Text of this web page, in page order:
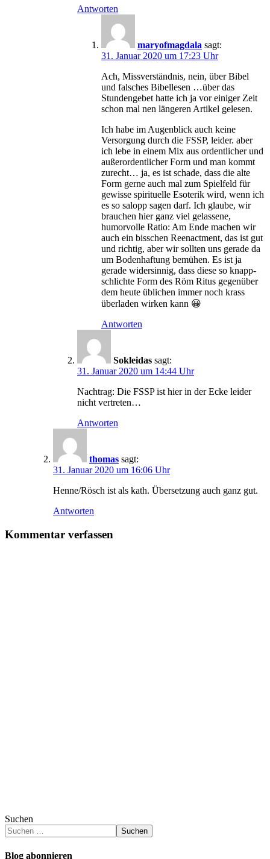
Antworten
maryofmagdala sagt:
31. Januar 2020 um 17:23 Uhr
Ach, Missverständnis, nein, über Bibel
und falsches Bibellesen …über das
Stundengebet hatte ich ja vor einiger Zeit
schon mal nen längeren Artikel gelesen.
Ich habe im Augenblick auch keine
Versorgung durch die FSSP, leider. aber
ich lebe in einem Mix aus ordentlicher und
außerordentlicher Form und man kommt
zurecht… ja, es ist schade, dass die alte
Form gerne auch mal zum Spielfeld für
gewisse spirituelle Esoterik wird, wenn ich
es so salopp sagen darf. Ich glaube, wir
brauchen hier ganz viel gelassene,
humorvolle Ratio: Am Ende machen wir
auch ein bisschen Reenactment, das ist gut
und richtig, aber wir sollten uns gerade da
um Bodenhaftung bemühen. Es ist ja
gerade widersinnig, dass diese so knapp-
schlichte Form des Röm Ritus gegenüber
dem heute üblichen immer noch krass
überladen wirken kann 😀
Antworten
Sokleidas sagt:
31. Januar 2020 um 14:44 Uhr
Nachtrag: Die FSSP ist hier in der Ecke leider
nicht vertreten…
Antworten
thomas sagt:
31. Januar 2020 um 16:06 Uhr
Henne/Rösch ist als kath. Übersetzung auch ganz gut.
Antworten
Kommentar verfassen
Suchen
Suchen
Blog abonnieren